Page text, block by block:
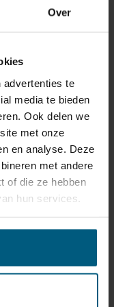
Over
advertenties te
media te bieden
Ook delen we
met onze
en analyse. Deze
met andere
of die ze hebben
hun services.